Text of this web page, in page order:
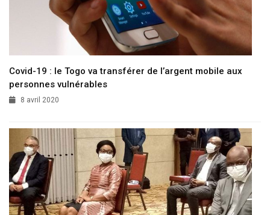
Covid-19 : le Togo va transférer de l’argent mobile aux
personnes vulnérables
8 avril 2020